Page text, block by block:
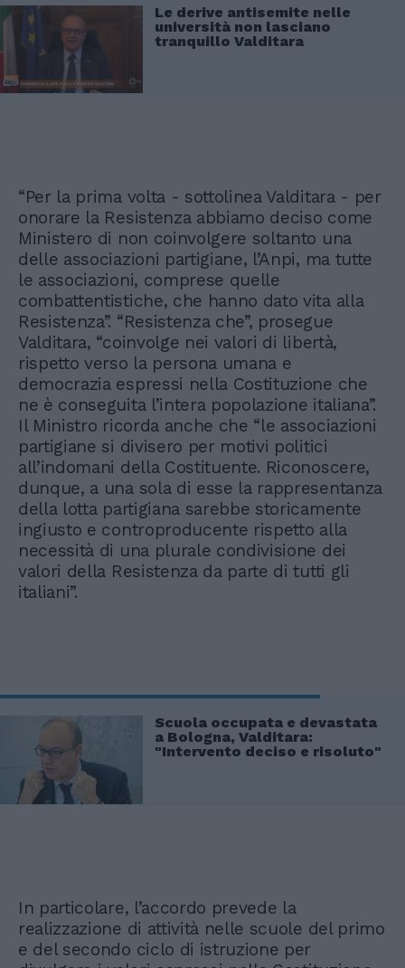
Le derive antisemite nelle
università non lasciano
tranquillo Valditara
“Per la prima volta - sottolinea Valditara - per
onorare la Resistenza abbiamo deciso come
Ministero di non coinvolgere soltanto una
delle associazioni partigiane, l’Anpi, ma tutte
le associazioni, comprese quelle
combattentistiche, che hanno dato vita alla
Resistenza”. “Resistenza che”, prosegue
Valditara, “coinvolge nei valori di libertà,
rispetto verso la persona umana e
democrazia espressi nella Costituzione che
ne è conseguita l’intera popolazione italiana”.
Il Ministro ricorda anche che “le associazioni
partigiane si divisero per motivi politici
all’indomani della Costituente. Riconoscere,
dunque, a una sola di esse la rappresentanza
della lotta partigiana sarebbe storicamente
ingiusto e controproducente rispetto alla
necessità di una plurale condivisione dei
valori della Resistenza da parte di tutti gli
italiani”.
Scuola occupata e devastata
a Bologna, Valditara:
"Intervento deciso e risoluto"
In particolare, l’accordo prevede la
realizzazione di attività nelle scuole del primo
e del secondo ciclo di istruzione per